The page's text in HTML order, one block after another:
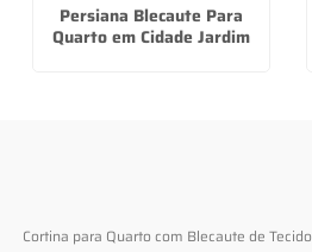
Persiana Blecaute Para
Quarto em Cidade Jardim
Cortina para Quarto com Blecaute de Tecido